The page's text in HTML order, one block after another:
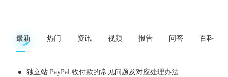
最新 热门 资讯 视频 报告 问答 百科
独立站 PayPal 收付款的常见问题及对应处理办法